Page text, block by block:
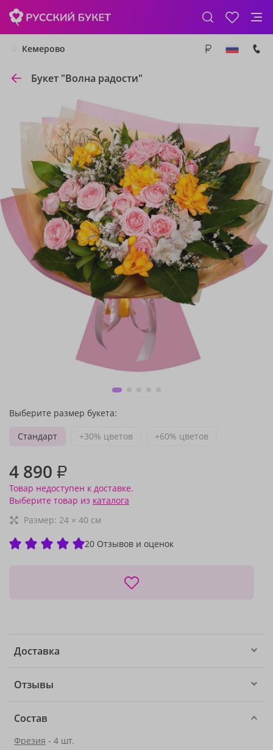
Кемерово
Букет "Волна радости"
Выберите размер букета:
Стандарт
+30% цветов +60% цветов
4 890 ₽
Товар недоступен к доставке.
Выберите товар из каталога
Размер: 24 × 40 см
20 Отзывов и оценок
Доставка
Отзывы
Состав
Фрезия - 4 шт.